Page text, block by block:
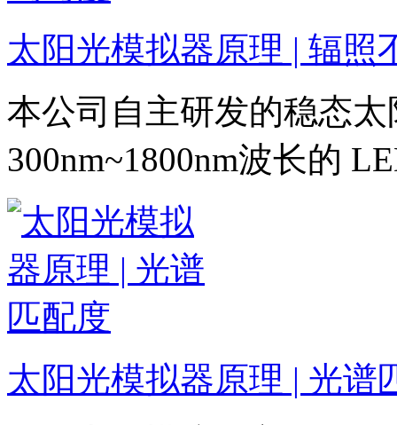
太阳光模拟器原理 | 辐照
本公司自主研发的稳态
300nm~1800nm波长的
太阳光模拟器原理 | 光谱